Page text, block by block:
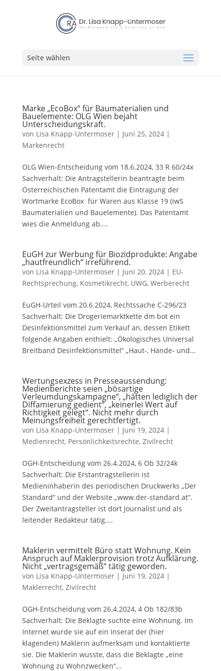
Seite wählen
Marke „EcoBox“ für Baumaterialien und
Bauelemente: OLG Wien bejaht
Unterscheidungskraft.
von Lisa Knapp-Untermoser| Juni 25, 2024|
Markenrecht
OLG Wien-Entscheidung vom 18.6.2024, 33 R 60/24x
Sachverhalt: Die Antragstellerin beantragte beim
Österreichischen Patentamt die Eintragung der
Wortmarke EcoBox für Waren aus Klasse 19 (iwS
Baumaterialien und Bauelemente). Das Patentamt
wies die Anmeldung ab....
EuGH zur Werbung für Biozidprodukte: Angabe
„hautfreundlich“ irreführend.
von Lisa Knapp-Untermoser| Juni 20, 2024| EU-
Rechtsprechung, Kosmetikrecht, UWG, Werberecht
EuGH-Urteil vom 20.6.2024, Rechtssache C‑296/23
Sachverhalt: Die Drogeriemarktkette dm bot ein
Desinfektionsmittel zum Verkauf an, dessen Etikett
folgende Angaben enthielt: „Ökologisches Universal
Breitband Desinfektionsmittel“ „Haut-, Hände- und...
Wertungsexzess in Presseaussendung:
Medienberichte seien „bösartige
Verleumdungskampagne“, „hätten lediglich der
Diffamierung gedient“, „keinerlei Wert auf
Richtigkeit gelegt“. Nicht mehr durch
Meinungsfreiheit gerechtfertigt.
von Lisa Knapp-Untermoser| Juni 19, 2024|
Medienrecht, Persönlichkeitsrechte, Zivilrecht
OGH-Entscheidung vom 26.4.2024, 6 Ob 32/24k
Sachverhalt: Die Erstantragstellerin ist
Medieninhaberin des periodischen Druckwerks „Der
Standard“ und der Website „www.der-standard.at“.
Der Zweitantragsteller ist dort Journalist und als
leitender Redakteur tätig....
Maklerin vermittelt Büro statt Wohnung. Kein
Anspruch auf Maklerprovision trotz Aufklärung.
Nicht „vertragsgemäß“ tätig geworden.
von Lisa Knapp-Untermoser| Juni 19, 2024|
Maklerrecht, Zivilrecht
OGH-Entscheidung vom 26.4.2024, 4 Ob 182/83b
Sachverhalt: Die Beklagte suchte eine Wohnung. Im
Internet wurde sie auf ein Inserat der (hier
klagenden) Maklerin aufmerksam und kontaktierte
sie. Die Maklerin wusste, dass die Beklagte „eine
Wohnung zu Wohnzwecken“...